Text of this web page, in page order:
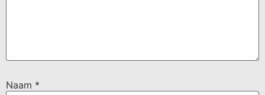
Naam *